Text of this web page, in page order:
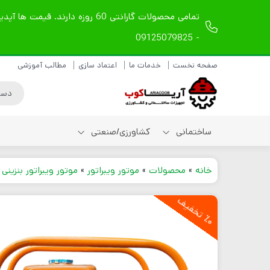
- 09125079825
صفحه نخست خدمات ما اعتماد سازی مطالب آموزشی
ساختمانی
شیلنگ ویبراتور دریلی
شیلنگ ویبراتور بادی
لوازم یدکی شیلنگ
ویبراتور
کشاورزی/صنعتی
خانه » محصولات » موتور ویبراتور » موتور ویبراتور بنزینی
٪
0
ت
خ
ف
ی
ف